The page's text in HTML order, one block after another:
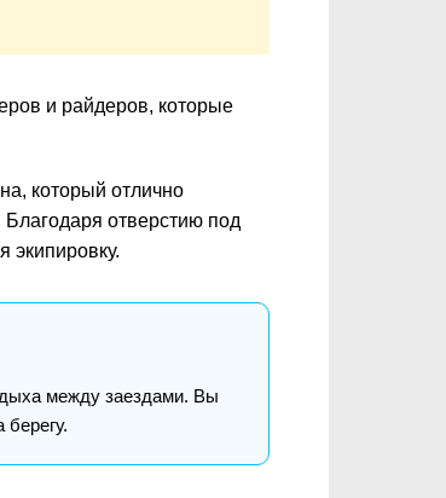
и райдеров, которые
который отлично
отверстию под
экипировку.
между заездами. Вы